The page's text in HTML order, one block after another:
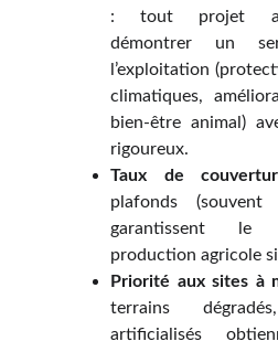
: tout projet
démontrer un
l’exploitation
climatiques,
bien-être animal)
rigoureux.
Taux de
plafonds
garantissent le
production agricole
Priorité aux sites à
terrains
artificialisés